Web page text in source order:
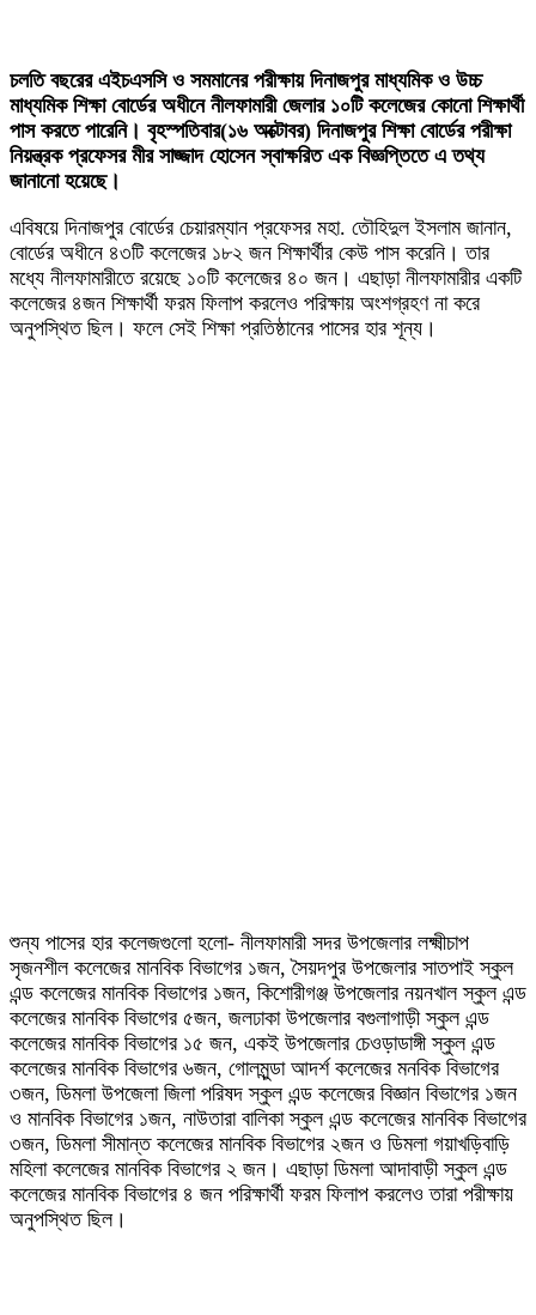
চলতি বছরের এইচএসসি ও সমমানের পরীক্ষায় দিনাজপুর মাধ্যমিক ও উচ্চ
মাধ্যমিক শিক্ষা বোর্ডের অধীনে নীলফামারী জেলার ১০টি কলেজের কোনো শিক্ষার্থী
পাস করতে পারেনি। বৃহস্পতিবার(১৬ অক্টোবর) দিনাজপুর শিক্ষা বোর্ডের পরীক্ষা
নিয়ন্ত্রক প্রফেসর মীর সাজ্জাদ হোসেন স্বাক্ষরিত এক বিজ্ঞপ্তিতে এ তথ্য
জানানো হয়েছে।
এবিষয়ে দিনাজপুর বোর্ডের চেয়ারম্যান প্রফেসর মহা. তৌহিদুল ইসলাম জানান,
বোর্ডের অধীনে ৪৩টি কলেজের ১৮২ জন শিক্ষার্থীর কেউ পাস করেনি। তার
মধ্যে নীলফামারীতে রয়েছে ১০টি কলেজের ৪০ জন। এছাড়া নীলফামারীর একটি
কলেজের ৪জন শিক্ষার্থী ফরম ফিলাপ করলেও পরিক্ষায় অংশগ্রহণ না করে
অনুপস্থিত ছিল। ফলে সেই শিক্ষা প্রতিষ্ঠানের পাসের হার শূন্য।
শুন্য পাসের হার কলেজগুলো হলো- নীলফামারী সদর উপজেলার লক্ষ্মীচাপ
সৃজনশীল কলেজের মানবিক বিভাগের ১জন, সৈয়দপুর উপজেলার সাতপাই স্কুল
এন্ড কলেজের মানবিক বিভাগের ১জন, কিশোরীগঞ্জ উপজেলার নয়নখাল স্কুল এন্ড
কলেজের মানবিক বিভাগের ৫জন, জলঢাকা উপজেলার বগুলাগাড়ী স্কুল এন্ড
কলেজের মানবিক বিভাগের ১৫ জন, একই উপজেলার চেওড়াডাঙ্গী স্কুল এন্ড
কলেজের মানবিক বিভাগের ৬জন, গোলমুন্ডা আদর্শ কলেজের মনবিক বিভাগের
৩জন, ডিমলা উপজেলা জিলা পরিষদ স্কুল এন্ড কলেজের বিজ্ঞান বিভাগের ১জন
ও মানবিক বিভাগের ১জন, নাউতারা বালিকা স্কুল এন্ড কলেজের মানবিক বিভাগের
৩জন, ডিমলা সীমান্ত কলেজের মানবিক বিভাগের ২জন ও ডিমলা গয়াখড়িবাড়ি
মহিলা কলেজের মানবিক বিভাগের ২ জন। এছাড়া ডিমলা আদাবাড়ী স্কুল এন্ড
কলেজের মানবিক বিভাগের ৪ জন পরিক্ষার্থী ফরম ফিলাপ করলেও তারা পরীক্ষায়
অনুপস্থিত ছিল।